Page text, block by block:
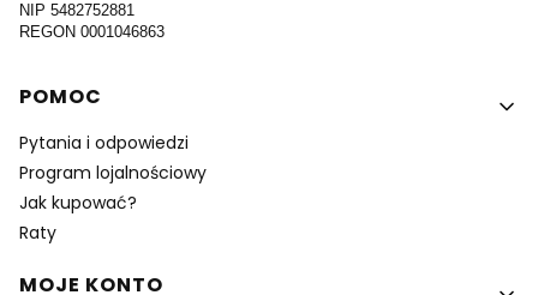
NIP 5482752881
REGON 0001046863
Linki w stopce
POMOC
Pytania i odpowiedzi
Program lojalnościowy
Jak kupować?
Raty
MOJE KONTO